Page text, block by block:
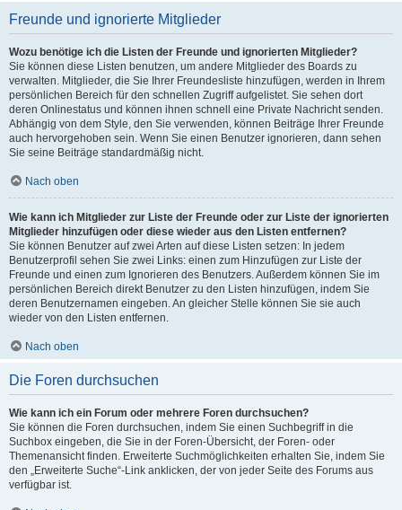
Freunde und ignorierte Mitglieder
Wozu benötige ich die Listen der Freunde und ignorierten Mitglieder?
Sie können diese Listen benutzen, um andere Mitglieder des Boards zu
verwalten. Mitglieder, die Sie Ihrer Freundesliste hinzufügen, werden in Ihrem
persönlichen Bereich für den schnellen Zugriff aufgelistet. Sie sehen dort
deren Onlinestatus und können ihnen schnell eine Private Nachricht senden.
Abhängig von dem Style, den Sie verwenden, können Beiträge Ihrer Freunde
auch hervorgehoben sein. Wenn Sie einen Benutzer ignorieren, dann sehen
Sie seine Beiträge standardmäßig nicht.
Nach oben
Wie kann ich Mitglieder zur Liste der Freunde oder zur Liste der ignorierten
Mitglieder hinzufügen oder diese wieder aus den Listen entfernen?
Sie können Benutzer auf zwei Arten auf diese Listen setzen: In jedem
Benutzerprofil sehen Sie zwei Links: einen zum Hinzufügen zur Liste der
Freunde und einen zum Ignorieren des Benutzers. Außerdem können Sie im
persönlichen Bereich direkt Benutzer zu den Listen hinzufügen, indem Sie
deren Benutzernamen eingeben. An gleicher Stelle können Sie sie auch
wieder von den Listen entfernen.
Nach oben
Die Foren durchsuchen
Wie kann ich ein Forum oder mehrere Foren durchsuchen?
Sie können die Foren durchsuchen, indem Sie einen Suchbegriff in die
Suchbox eingeben, die Sie in der Foren-Übersicht, der Foren- oder
Themenansicht finden. Erweiterte Suchmöglichkeiten erhalten Sie, indem Sie
den „Erweiterte Suche“-Link anklicken, der von jeder Seite des Forums aus
verfügbar ist.